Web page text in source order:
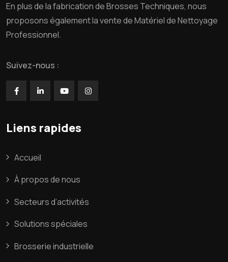
En plus de la fabrication de Brosses Techniques, nous
proposons également la vente de Matériel de Nettoyage
Professionnel.
Suivez-nous :
Liens rapides
Accueil
À propos de nous
Secteurs d’activités
Solutions spéciales
Brosserie industrielle